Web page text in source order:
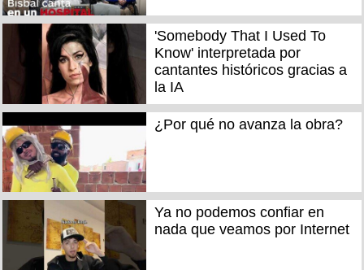
'Somebody That I Used To
Know' interpretada por
cantantes históricos gracias a
la IA
¿Por qué no avanza la obra?
Ya no podemos confiar en
nada que veamos por Internet